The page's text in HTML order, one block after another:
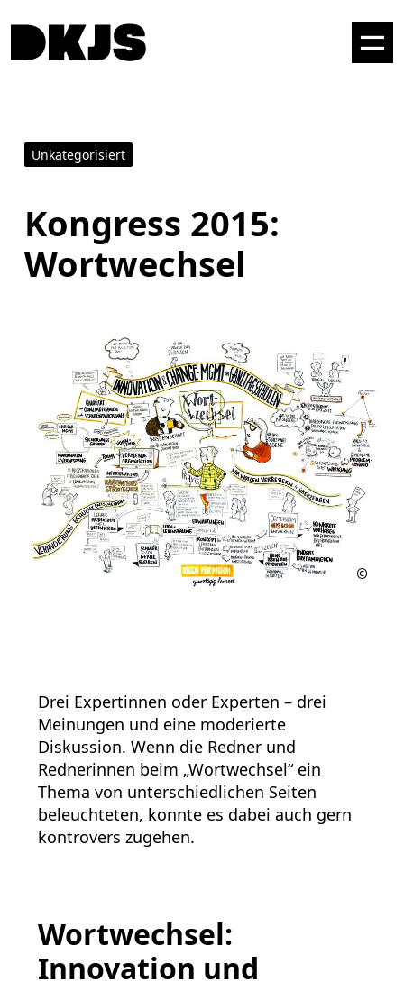
Unkategorisiert
Kongress 2015:
Wortwechsel
Drei Expertinnen oder Experten – drei
Meinungen und eine moderierte
Diskussion. Wenn die Redner und
Rednerinnen beim „Wortwechsel“ ein
Thema von unterschiedlichen Seiten
beleuchteten, konnte es dabei auch gern
kontrovers zugehen.
Wortwechsel:
Innovation und